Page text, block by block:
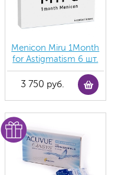
Menicon Miru 1Month
for Astigmatism 6 шт.
3 750 руб.